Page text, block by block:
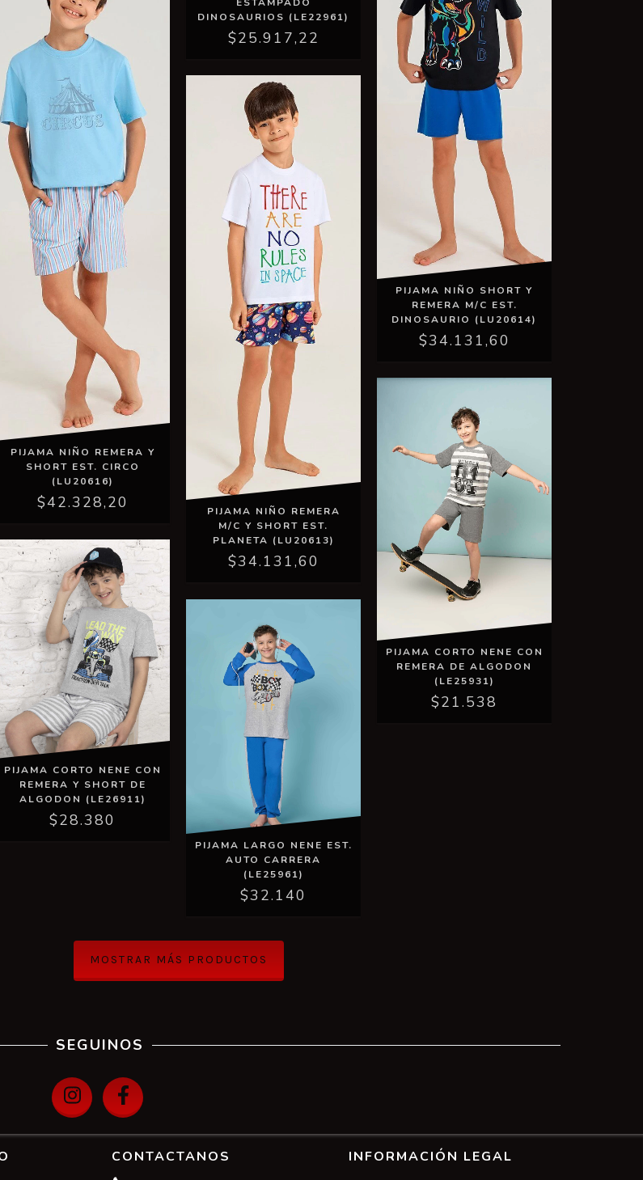
ESTAMPADO
DINOSAURIOS (LE22961)
$25.917,22
PIJAMA NIÑO REMERA Y
SHORT EST. CIRCO
(LU20616)
$42.328,20
PIJAMA NIÑO REMERA
M/C Y SHORT EST.
PLANETA (LU20613)
$34.131,60
PIJAMA NIÑO SHORT Y
REMERA M/C EST.
DINOSAURIO (LU20614)
$34.131,60
PIJAMA CORTO NENE CON
REMERA Y SHORT DE
ALGODON (LE26911)
$28.380
PIJAMA LARGO NENE EST.
AUTO CARRERA
(LE25961)
$32.140
PIJAMA CORTO NENE CON
REMERA DE ALGODON
(LE25931)
$21.538
MOSTRAR MÁS PRODUCTOS
SEGUINOS
CONTACTANOS INFORMACIÓN LEGAL